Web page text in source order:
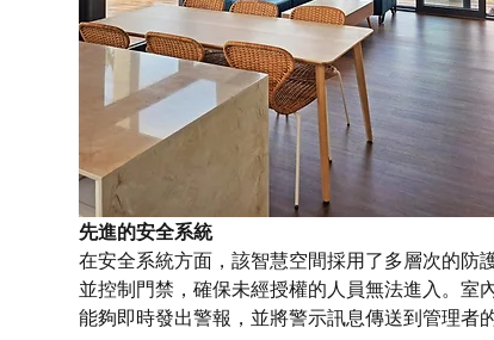
先進的安全系統
在安全系統方面，該智慧空間採用了多層次的防
並控制門禁，確保未經授權的人員無法進入。室
能夠即時發出警報，並將警示訊息傳送到管理者